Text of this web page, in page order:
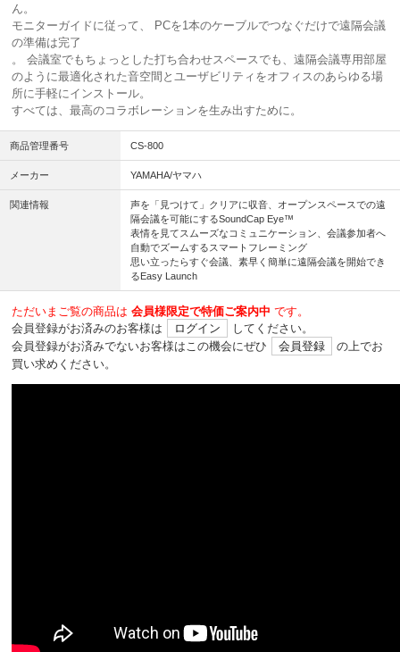
ん。
モニターガイドに従って、 PCを1本のケーブルでつなぐだけで遠隔会議
の準備は完了
。 会議室でもちょっとした打ち合わせスペースでも、遠隔会議専用部屋
のように最適化された音空間とユーザビリティをオフィスのあらゆる場
所に手軽にインストール。
すべては、最高のコラボレーションを生み出すために。
商品管理番号 CS-800
メーカー YAMAHA/ヤマハ
関連情報
声を「見つけて」クリアに収音、オープンスペースでの遠
隔会議を可能にするSoundCap Eye™
表情を見てスムーズなコミュニケーション、会議参加者へ
自動でズームするスマートフレーミング
思い立ったらすぐ会議、素早く簡単に遠隔会議を開始でき
るEasy Launch
ただいまご覧の商品は 会員様限定で特価ご案内中 です。
会員登録がお済みのお客様は
ログイン
してください。
会員登録がお済みでないお客様はこの機会にぜひ
会員登録
の上でお
買い求めください。